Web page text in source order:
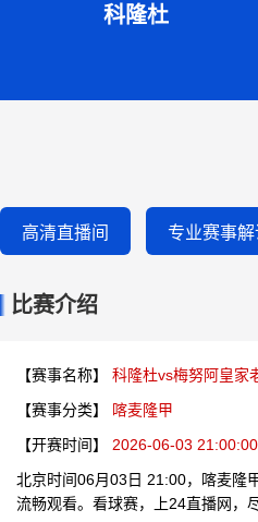
科隆杜
高清直播间 专业赛事解
比赛介绍
【赛事名称】
科隆杜vs梅努阿皇家
【赛事分类】
喀麦隆甲
【开赛时间】
2026-06-03 21:00:00
北京时间06月03日 21:00，喀麦隆
流畅观看。看球赛，上24直播网，